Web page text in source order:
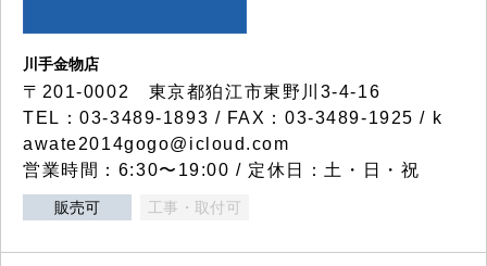
川手金物店
〒201-0002 東京都狛江市東野川3-4-16
TEL：03-3489-1893 / FAX：03-3489-1925 / k
awate2014gogo@icloud.com
営業時間：6:30〜19:00 / 定休日：土・日・祝
販売可 工事・取付可